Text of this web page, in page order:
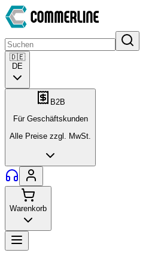
🇩🇪
DE
B2B
Für Geschäftskunden
Alle Preise zzgl. MwSt.
Warenkorb